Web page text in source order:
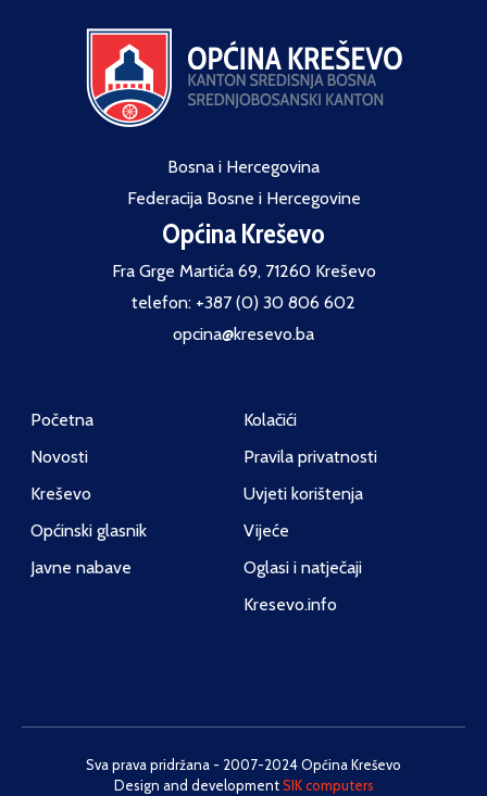
Bosna i Hercegovina
Federacija Bosne i Hercegovine
Općina Kreševo
Fra Grge Martića 69, 71260 Kreševo
telefon: +387 (0) 30 806 602
opcina@kresevo.ba
Početna
Novosti
Kreševo
Općinski glasnik
Javne nabave
Kolačići
Pravila privatnosti
Uvjeti korištenja
Vijeće
Oglasi i natječaji
Kresevo.info
Sva prava pridržana - 2007-2024 Općina Kreševo
Design and developmentSIK computers